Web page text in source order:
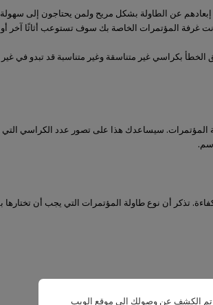
عن الطاولة بشكل مريح ولمن يحتاجون إلى
كانت غرفة المؤتمرات الخاصة بك سوف تستوعب أثاثًا
بكراسي غير متناسقة وغير متناسبة قد تبدو في
سيساعدك هذا على تصور عدد الكراسي
تذكر أن نوع طاولة المؤتمرات التي يجب أن
تم الكشف عن وصولك إلى موقع الويب